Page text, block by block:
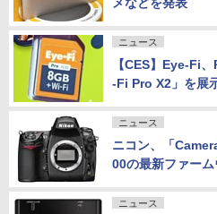
ニュース
【CES】Eye-Fi
-Fi Pro X2」を展
ニュース
ニコン、「
00の最新ファー
ニュース